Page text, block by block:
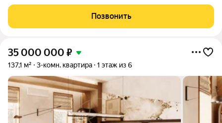
диваном станет любимым местом отдыха! Кухонный гарнитур
и островок оснащены
Позвонить
35 000 000 ₽
137,1 м² 3-комн. квартира 1 этаж из 6